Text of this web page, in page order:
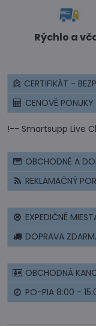
Rýchlo a
CERTIFIKÁT -
CENOVÉ
!-- Smartsupp Live
OBCHODNÉ A
REKLAMAČNÝ
EXPEDIČNÉ
DOPRAVA
OBCHODNÁ
PO-PIA 8:00 -